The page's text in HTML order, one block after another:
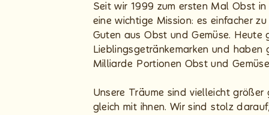
Seit wir 1999 zum ersten Mal Obst
eine wichtige Mission: es einfacher
Guten aus Obst und Gemüse. Heute
Lieblingsgetränkemarken und
Milliarde Portionen Obst und
Unsere Träume sind vielleicht
gleich mit ihnen. Wir sind stolz